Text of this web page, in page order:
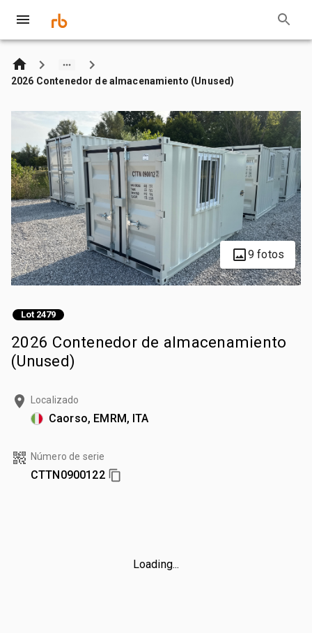
2026 Contenedor de almacenamiento (Unused)
9 fotos
Lot 2479
2026 Contenedor de almacenamiento
(Unused)
Localizado
Caorso, EMRM, ITA
Número de serie
CTTN0900122
Loading...